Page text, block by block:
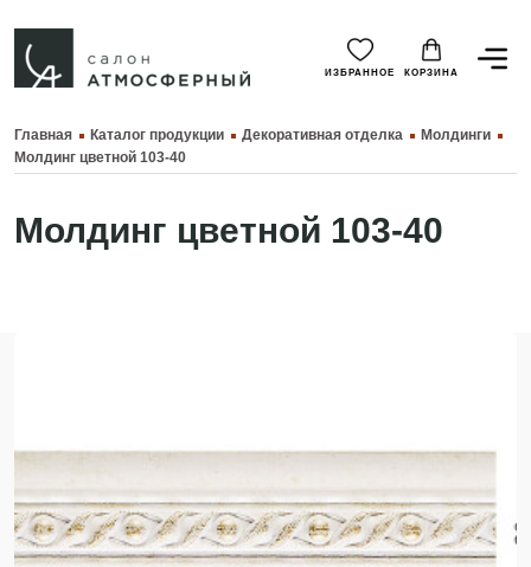
ИЗБРАННОЕ КОРЗИНА
Главная Каталог продукции Декоративная отделка
Молдинги
Молдинг цветной 103-40
Молдинг цветной 103-40